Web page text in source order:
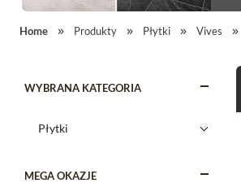
Home Produkty Płytki Vives
WYBRANA KATEGORIA
MEGA OKAZJE